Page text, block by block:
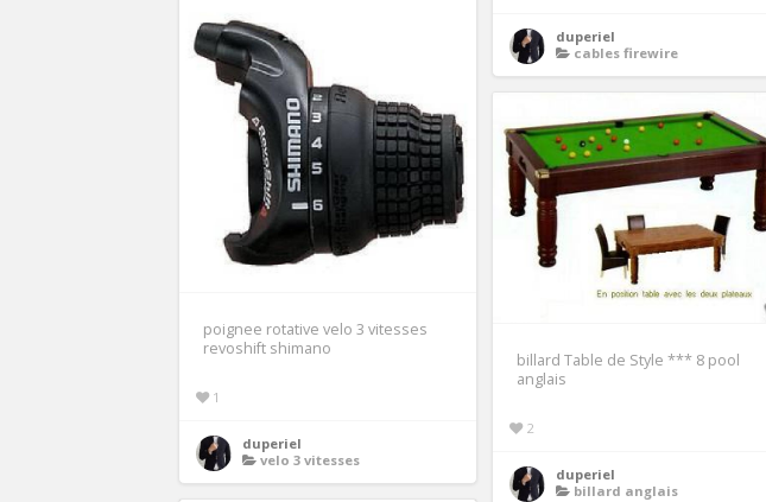
duperiel
cables firewire
poignee rotative velo 3 vitesses
revoshift shimano
1
duperiel
velo 3 vitesses
billard Table de Style *** 8 pool
anglais
2
duperiel
billard anglais